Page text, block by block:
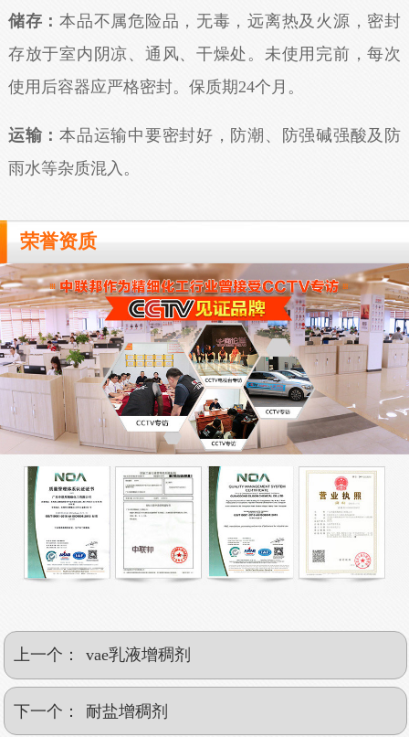
储存：本品不属危险品，无毒，远离热及火源，密封
存放于室内阴凉、通风、干燥处。未使用完前，每次
使用后容器应严格密封。保质期24个月。
运输：本品运输中要密封好，防潮、防强碱强酸及防
雨水等杂质混入。
荣誉资质
上一个： vae乳液增稠剂
下一个： 耐盐增稠剂